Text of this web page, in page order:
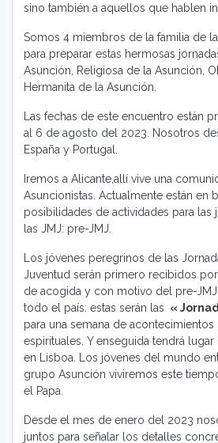
sino también a aquellos que hablen
Somos 4 miembros de la familia de
para preparar estas hermosas
Asunción, Religiosa de la Asunción,
Hermanita de la Asunción.
Las fechas de este encuentro están
al 6 de agosto del 2023. Nosotros
España y Portugal.
Iremos a Alicante,allí vive una
Asuncionistas. Actualmente están en
posibilidades de actividades para las
las JMJ: pre-JMJ.
Los jóvenes peregrinos de las
Juventud serán primero recibidos
de acogida y con motivo del pre-
todo el país: estas serán las «
para una semana de
espirituales. Y enseguida tendrá lugar
en Lisboa. Los jóvenes del mundo
grupo Asunción viviremos este
el Papa.
Desde el mes de enero del 2023
juntos para señalar los detalles